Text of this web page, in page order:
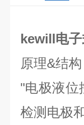
kewill电
原理&结构
"电极液位
检测电极